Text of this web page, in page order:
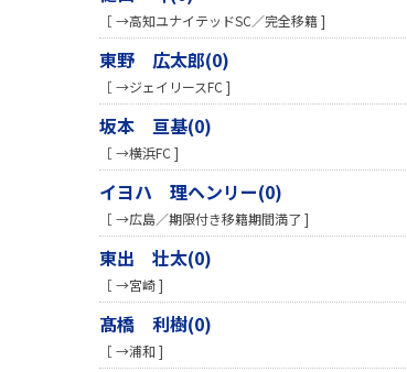
［ →高知ユナイテッドSC／完全移籍 ]
東野 広太郎(0)
［ →ジェイリースFC ]
坂本 亘基(0)
［ →横浜FC ]
イヨハ 理ヘンリー(0)
［ →広島／期限付き移籍期間満了 ]
東出 壮太(0)
［ →宮崎 ]
髙橋 利樹(0)
［ →浦和 ]